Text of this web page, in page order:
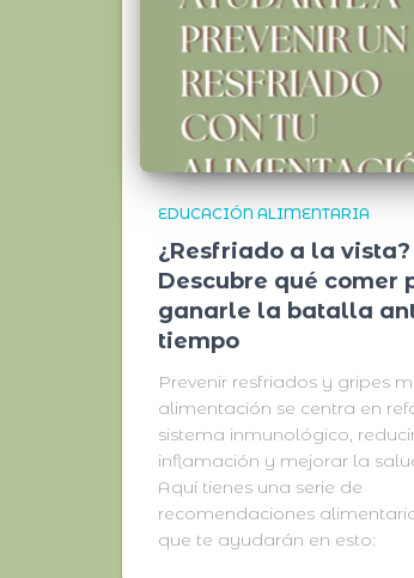
EDUCACIÓN ALIMENTARIA
¿Resfriado a la vista?
Descubre qué comer
ganarle la batalla
tiempo
Prevenir resfriados y gripes
alimentación se centra en
sistema inmunológico,
inflamación y mejorar la
Aquí tienes una serie de
recomendaciones
que te ayudarán en esto: